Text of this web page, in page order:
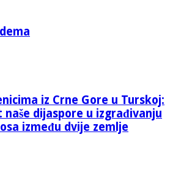
iz Crne Gore u Turskoj:
naše dijaspore u izgrađivanju
između dvije zemlje